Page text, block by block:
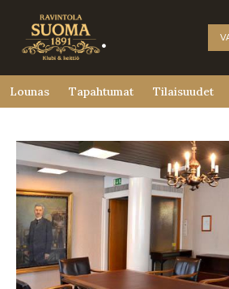
Lounas Tapahtumat Tilaisuudet